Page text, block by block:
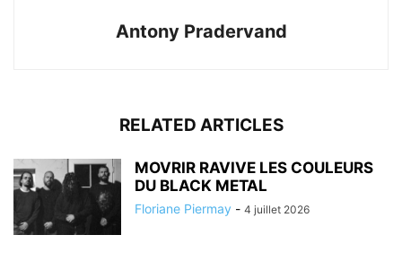
Antony Pradervand
RELATED ARTICLES
MOVRIR RAVIVE LES COULEURS
DU BLACK METAL
Floriane Piermay - 4 juillet 2026